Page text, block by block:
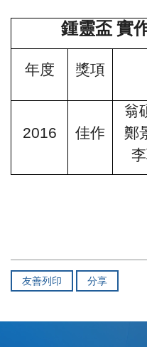
鍾靈盃 實
年度 獎項
2016 佳作
翁
鄭
友善列印 分享